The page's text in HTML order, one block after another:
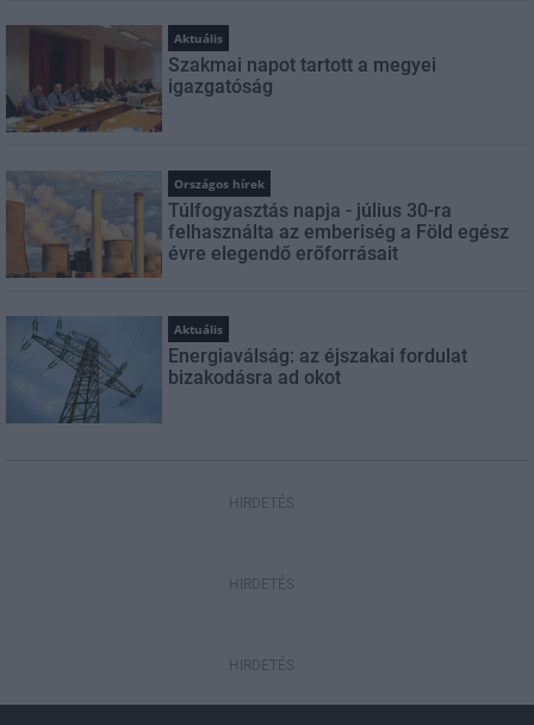
Aktuális
Szakmai napot tartott a megyei
igazgatóság
Országos hírek
Túlfogyasztás napja - július 30-ra
felhasználta az emberiség a Föld egész
évre elegendő erőforrásait
Aktuális
Energiaválság: az éjszakai fordulat
bizakodásra ad okot
HIRDETÉS
HIRDETÉS
HIRDETÉS